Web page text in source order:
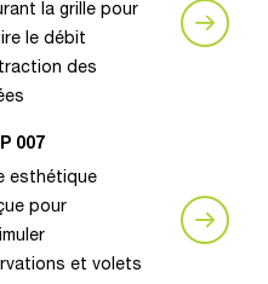
la grille pour
le débit
des
007
esthétique
pour
et volets